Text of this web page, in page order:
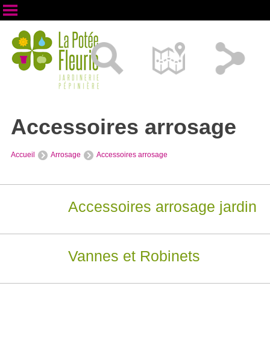
Accessoires arrosage
Accueil Arrosage Accessoires arrosage
Accessoires arrosage jardin
Vannes et Robinets